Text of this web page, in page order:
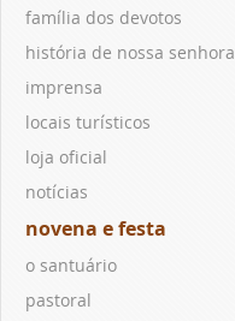
família dos devotos
história de nossa senhora
imprensa
locais turísticos
loja oficial
notícias
novena e festa
o santuário
pastoral